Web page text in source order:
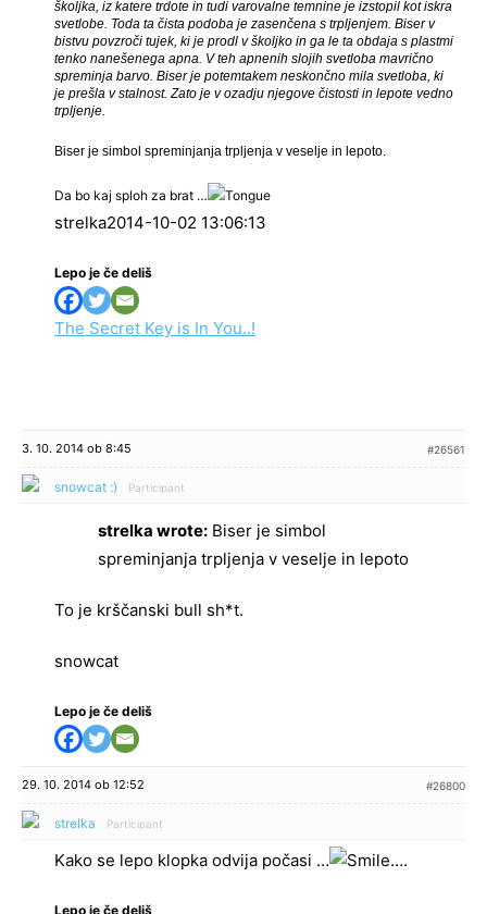
školjka, iz katere trdote in tudi varovalne temnine je izstopil kot iskra
svetlobe. Toda ta čista podoba je zasenčena s trpljenjem. Biser v
bistvu povzroči tujek, ki je prodl v školjko in ga le ta obdaja s plastmi
tenko nanešenega apna. V teh apnenih slojih svetloba mavrično
spreminja barvo. Biser je potemtakem neskončno mila svetloba, ki
je prešla v stalnost. Zato je v ozadju njegove čistosti in lepote vedno
trpljenje.
Biser je simbol spreminjanja trpljenja v veselje in lepoto.
Da bo kaj sploh za brat …
strelka2014-10-02 13:06:13
Lepo je če deliš
The Secret Key is In You..!
3. 10. 2014 ob 8:45 #26561
snowcat :) Participant
strelka wrote: Biser je simbol
spreminjanja trpljenja v veselje in lepoto
To je krščanski bull sh*t.
snowcat
Lepo je če deliš
29. 10. 2014 ob 12:52 #26800
strelka Participant
Kako se lepo klopka odvija počasi … ….
Lepo je če deliš